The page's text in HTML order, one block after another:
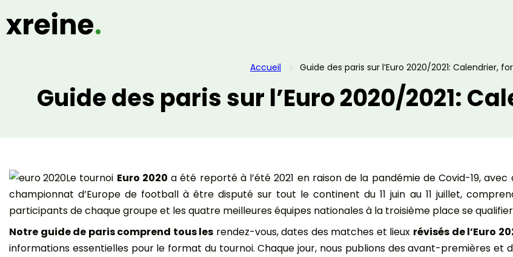
Accueil Guide des paris sur l’Euro 2020/2021: Calendrier,
Guide des paris sur l’Euro 2020/2021:
Le tournoi Euro 2020 a été reporté à l’été 2021 en raison de la pandémie de Covid-19,
championnat d’Europe de football à être disputé sur tout le continent du 11 juin au 11 juillet,
participants de chaque groupe et les quatre meilleures équipes nationales à la troisième place se
Notre guide de paris comprend tous les rendez-vous, dates des matches et lieux révisés de l’Euro
informations essentielles pour le format du tournoi. Chaque jour, nous publions des avant-premières et